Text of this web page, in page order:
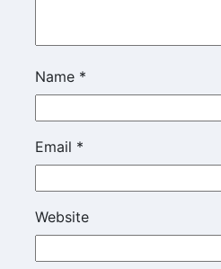
Name *
Email *
Website